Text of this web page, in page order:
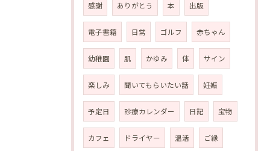
感謝 ありがとう 本 出版
電子書籍 日常 ゴルフ 赤ちゃん
幼稚園 肌 かゆみ 体 サイン
楽しみ 聞いてもらいたい話 妊娠
予定日 診療カレンダー 日記 宝物
カフェ ドライヤー 温活 ご縁